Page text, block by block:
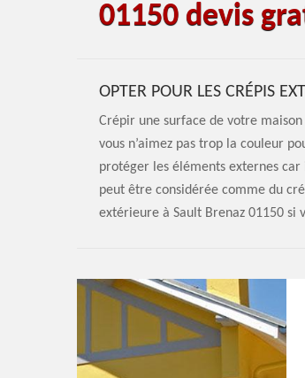
01150 devis
OPTER POUR LES CRÉPIS
Crépir une surface de votre
vous n’aimez pas trop la couleur
protéger les éléments externes
peut être considérée comme du
extérieure à Sault Brenaz 01150 si